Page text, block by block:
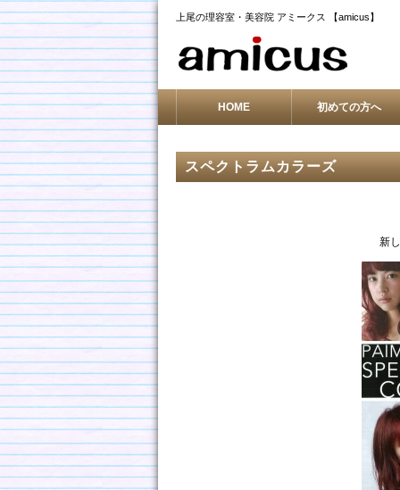
上尾の理容室・美容院 アミークス 【amicus】
HOME 初めての方へ
スペクトラムカラーズ
新